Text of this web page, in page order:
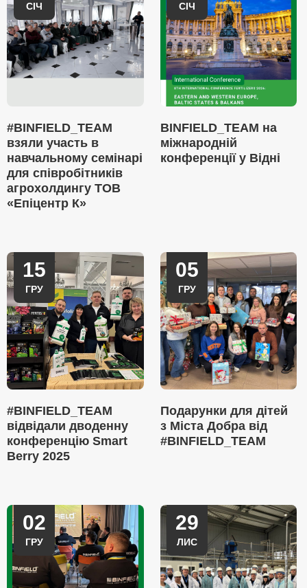
СІЧ
#BINFIELD_TEAM
взяли участь в
навчальному семінарі
для співробітників
агрохолдингу ТОВ
«Епіцентр К»
СІЧ
BINFIELD_TEAM на
міжнародній
конференції у Відні
15
ГРУ
#BINFIELD_TEAM
відвідали дводенну
конференцію Smart
Berry 2025
05
ГРУ
Подарунки для дітей
з Міста Добра від
#BINFIELD_TEAM
02
ГРУ
29
ЛИС